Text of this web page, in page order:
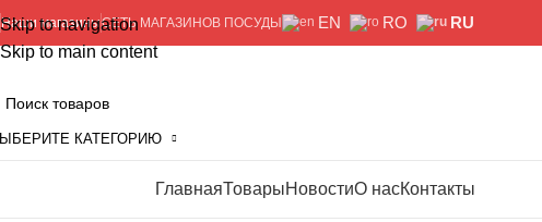
Skip to navigation
Skip to main content
Наши магазиныСЕТЬ МАГАЗИНОВ ПОСУДЫ EN RO RU
КАТЕГОРИЮ
ГлавнаяТоварыНовостиО насКонтакты